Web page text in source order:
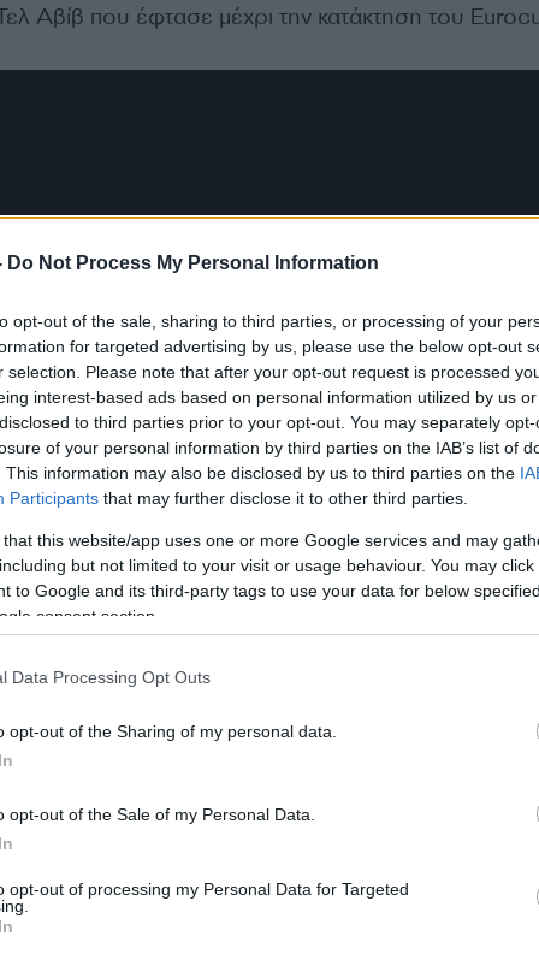
Do Not Process My Personal Information
opt-out of the sale, sharing to third parties, or processing of your
for targeted advertising by us, please use the below opt-out
selection. Please note that after your opt-out request is processed
interest-based ads based on personal information utilized by us
to third parties prior to your opt-out. You may separately
of your personal information by third parties on the IAB’s list of
This information may also be disclosed by us to third parties on the
Participants that may further disclose it to other third parties.
that this website/app uses one or more Google services and may
but not limited to your visit or usage behaviour. You may
to Google and its third-party tags to use your data for below
consent section.
Data Processing Opt Outs
opt-out of the Sharing of my personal data.
opt-out of the Sale of my Personal Data.
opt-out of processing my Personal Data for Targeted
Αβίβ που έφτασε μέχρι την κατάκτηση του
Ιαπωνία με τη φανέλα της Αλβάρκ Τόκιο, όπου
3,2 ασίστ και 3 ριμπάουντ μέσο όρο.
και στις Τουρκ Τέλεκομ και Ρίτας.
ΔΙΑΦΗΜΙΣΗ